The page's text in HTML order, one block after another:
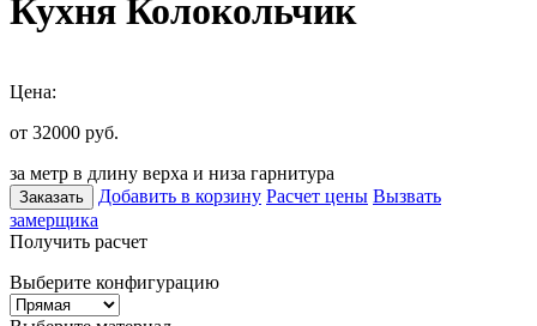
Кухня Колокольчик
Цена:
от 32000 руб.
за метр в длину верха и низа гарнитура
Заказать Добавить в корзину Расчет цены Вызвать
замерщика
Получить расчет
Выберите конфигурацию